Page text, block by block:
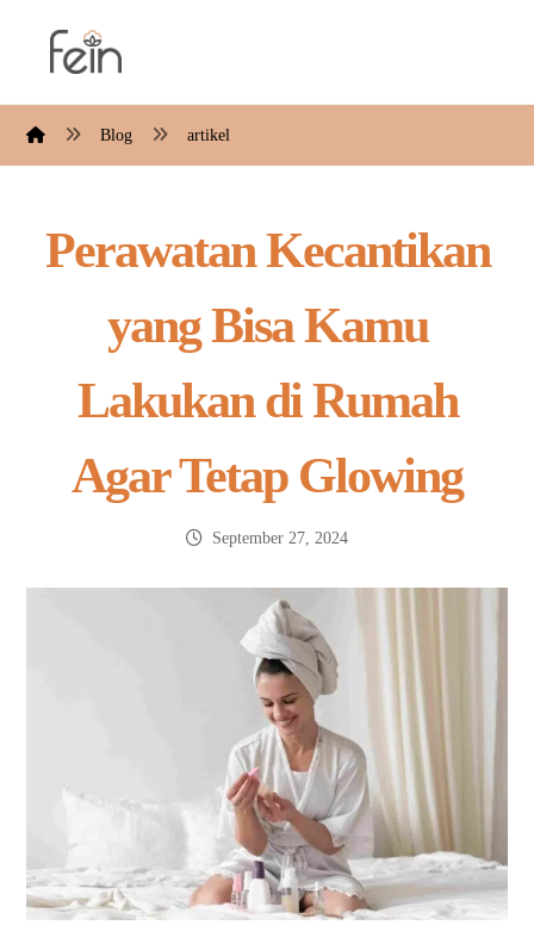
Blog artikel
Perawatan Kecantikan
yang Bisa Kamu
Lakukan di Rumah
Agar Tetap Glowing
September 27, 2024